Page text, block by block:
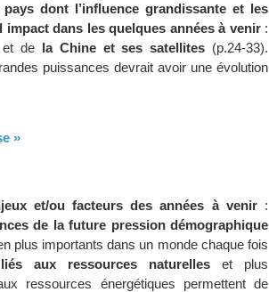
dont l’influence grandissante et les
dans les quelques années à venir:
de la Chine et ses satellites (p.24-33).
puissances devrait avoir une évolution
»
et/ou facteurs des années à venir:
de la future pression démographique
plus importants dans un monde chaque fois
aux ressources naturelles et plus
ressources énergétiques permettent de